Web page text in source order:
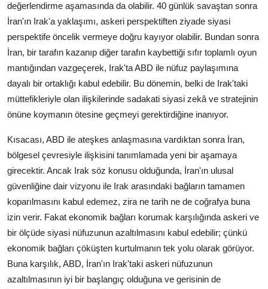
değerlendirme aşamasında da olabilir. 40 günlük savaştan sonra
İran'ın Irak'a yaklaşımı, askeri perspektiften ziyade siyasi
perspektife öncelik vermeye doğru kayıyor olabilir. Bundan sonra
İran, bir tarafın kazanıp diğer tarafın kaybettiği sıfır toplamlı oyun
mantığından vazgeçerek, Irak'ta ABD ile nüfuz paylaşımına
dayalı bir ortaklığı kabul edebilir. Bu dönemin, belki de Irak'taki
müttefikleriyle olan ilişkilerinde sadakati siyasi zekâ ve stratejinin
önüne koymanın ötesine geçmeyi gerektirdiğine inanıyor.
Kısacası, ABD ile ateşkes anlaşmasına vardıktan sonra İran,
bölgesel çevresiyle ilişkisini tanımlamada yeni bir aşamaya
girecektir. Ancak Irak söz konusu olduğunda, İran'ın ulusal
güvenliğine dair vizyonu ile Irak arasındaki bağların tamamen
koparılmasını kabul edemez, zira ne tarih ne de coğrafya buna
izin verir. Fakat ekonomik bağları korumak karşılığında askeri ve
bir ölçüde siyasi nüfuzunun azaltılmasını kabul edebilir; çünkü
ekonomik bağları çöküşten kurtulmanın tek yolu olarak görüyor.
Buna karşılık, ABD, İran'ın Irak'taki askeri nüfuzunun
azaltılmasının iyi bir başlangıç ​​olduğuna ve gerisinin de